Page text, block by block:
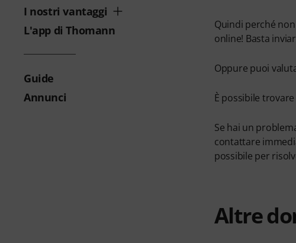
I nostri vantaggi
L'app di Thomann
Guide
Annunci
Quindi perché
online! Basta
Oppure puoi
È possibile
Se hai un
contattare
possibile per
Altre